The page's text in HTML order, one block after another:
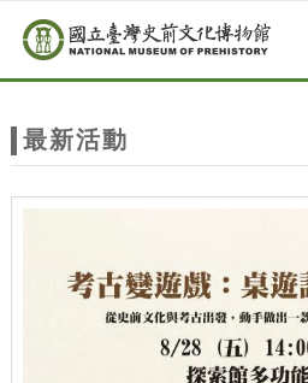
站
主
跳到主要內容
網站導覽
最新活動